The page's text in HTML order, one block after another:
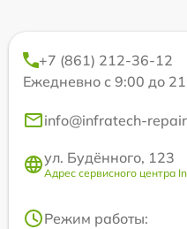
+7 (861) 212-36-12
Ежедневно с 9:00 до
info@infratech-
ул. Будённого, 123
Адрес сервисного центра
Режим работы: